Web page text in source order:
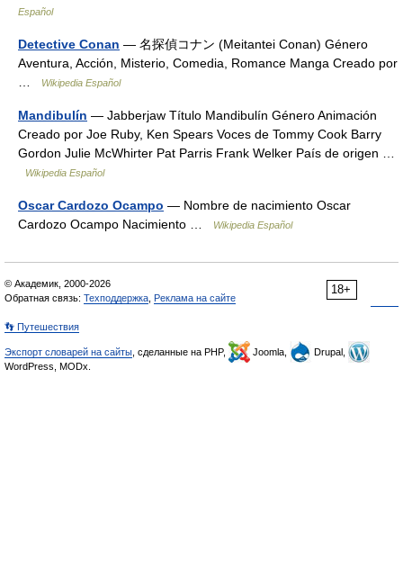
Español
Detective Conan — 名探偵コナン (Meitantei Conan) Género
Aventura, Acción, Misterio, Comedia, Romance Manga Creado por
Wikipedia Español
Mandibulín — Jabberjaw Título Mandibulín Género Animación
Creado por Joe Ruby, Ken Spears Voces de Tommy Cook Barry
Gordon Julie McWhirter Pat Parris Frank Welker País de origen …
Wikipedia Español
Oscar Cardozo Ocampo — Nombre de nacimiento Oscar
Cardozo Ocampo Nacimiento …
Wikipedia Español
18+
© Академик, 2000-2026
Обратная связь: Техподдержка Реклама на сайте
👣 Путешествия
Экспорт словарей на сайты , сделанные на PHP, Joomla,
Drupal,
WordPress, MODx.